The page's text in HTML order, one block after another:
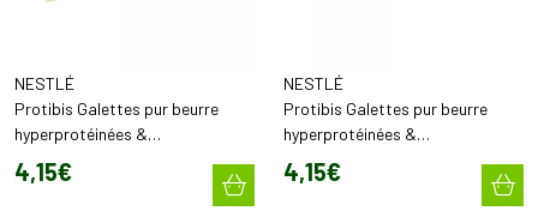
NESTLÉ
Protibis Galettes pur beurre
hyperprotéinées &
hyperénergétiques noix de coco
(x16)
4,15€
NESTLÉ
Protibis Galettes pur beurre
hyperprotéinées &
hyperénergétiques Cacao (x16)
4,15€